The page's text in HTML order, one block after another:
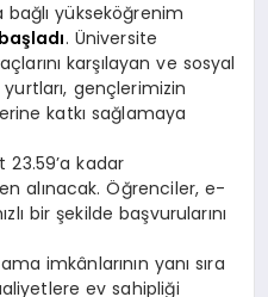
bağlı yükseköğrenim
başladı. Üniversite
karşılayan ve sosyal
yurtları, gençlerimizin
katkı sağlamaya
23.59’a kadar
alınacak. Öğrenciler, e-
bir şekilde başvurularını
imkânlarının yanı sıra
ev sahipliği